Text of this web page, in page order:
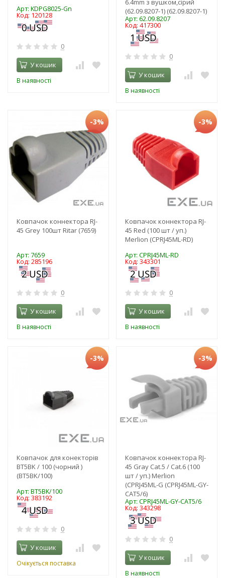
Арт: KDPG8025-Gn
Код: 120128
0
У кошик
В наявності
(62.09.8207-1) (62.09.8207-1)
Арт: 62.09.8207
Код: 417300
0
У кошик
В наявності
-3%
Ковпачок коннектора RJ-
45 Grey 100шт Ritar (7659)
Арт: 7659
Код: 285196
0
У кошик
В наявності
-3%
Ковпачок коннектора RJ-
45 Red (100 шт / уп.)
Merlion (CPRJ45ML-RD)
Арт: CPRJ45ML-RD
Код: 343301
0
У кошик
В наявності
-3%
Ковпачок для конекторів
BT5BK / 100 (чорний )
(BT5BK/100)
Арт: BT5BK/100
Код: 383192
0
У кошик
Очікується поставка
-3%
Ковпачок коннектора RJ-
45 Gray Cat.5 / Cat.6 (100
шт / уп.) Merlion
(CPRJ45ML-G (CPRJ45ML-GY-
CAT5/6)
Арт: CPRJ45ML-GY-CAT5/6
Код: 343298
0
У кошик
В наявності